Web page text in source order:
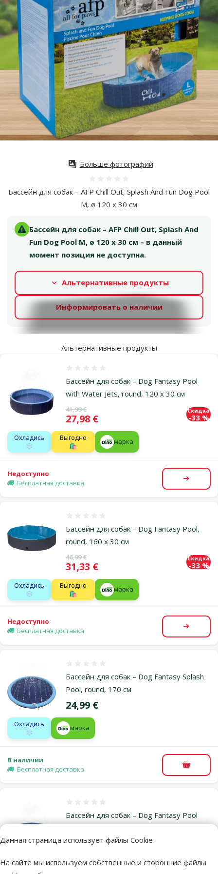
Данная страница использует файлы Cookie
На сайте мы используем собственные и сторонние файлы
Бассейн для собак – AFP Chill Out, Splash And Fun Dog Pool
M, ø 120 x 30 см
Бассейн для собак – AFP Chill Out, Splash And
Fun Dog Pool M, ø 120 x 30 см – в данный
момент позиция не доступна.
Альтернативные продукты
Информировать о наличии
Больше фотографий
Альтернативные продукты
Бассейн для собак – Dog Fantasy Pool
with Water Jets, round, 120 x 30 см
Исходная цена
41,99 €
Цена
27,98 €
Скидка
-33 %
Охладись
❄️
Выгодно
🛍️
марка
Недоступно
Бесплатная доставка
Бассейн для собак – Dog Fantasy Pool,
round, 160 x 30 см
Исходная цена
46,99 €
Цена
31,33 €
Скидка
-33 %
Охладись
❄️
Выгодно
🛍️
марка
Недоступно
Бесплатная доставка
Бассейн для собак – Dog Fantasy Splash
Pool, round, 170 см
Цена
24,99 €
Охладись
❄️
марка
В наличии
Бесплатная доставка
В
Бассейн для собак – Dog Fantasy Pool
Исходная цена
24,99 €
Охладись